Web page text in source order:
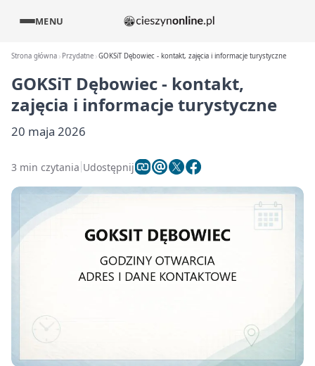
MENU
Strona główna Przydatne GOKSiT Dębowiec - kontakt, zajęcia i informacje turystyczne
GOKSiT Dębowiec - kontakt,
zajęcia i informacje turystyczne
20 maja 2026
3 min czytania Udostępnij